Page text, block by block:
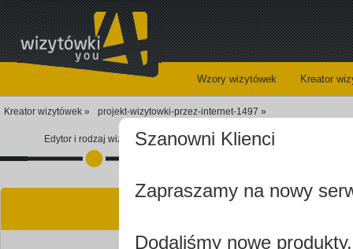
Wzory wizytówek Kreator
Kreator wizytówek » projekt-wizytowki-przez-internet-1497 »
Edytor i rodzaj wizytówkiSzanowni Klienci
Zapraszamy na nowy
Dodaliśmy nowe